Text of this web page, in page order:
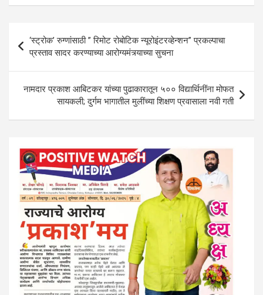
at
s
A
p
p
ce
b
o
o
k
tt
er
ke
dI
n
e
a
m
ar
e
navigation
‘स्ट्रोक’ रुग्णांसाठी ” रिमोट रोबोटिक न्यूरोइंटरव्हेन्शन” प्रकल्पाचा
प्रस्ताव सादर करण्याच्या आरोग्यमंत्र्याच्या सुचना
नामदार प्रकाश आबिटकर यांच्या पुढाकारातून ५०० विद्यार्थिनींना मोफत
सायकली; दुर्गम भागातील मुलींच्या शिक्षण प्रवासाला नवी गती